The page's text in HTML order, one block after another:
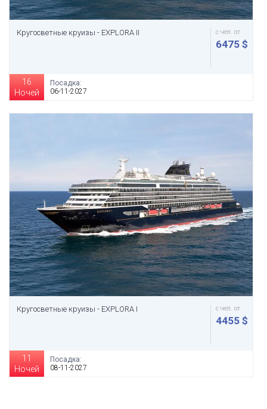
Кругосветные круизы - EXPLORA II с чел. от
6475 $
16
Ночей
Посадка:
06-11-2027
Кругосветные круизы - EXPLORA I с чел. от
4455 $
11
Ночей
Посадка:
08-11-2027